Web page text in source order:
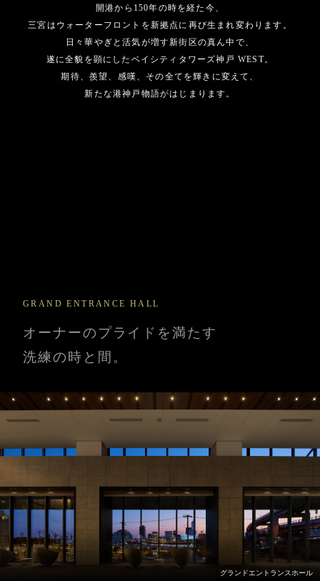
開港から 150年の時を経た今、
三宮はウォーターフロントを新拠点に 再び生まれ変わります。
日々華やぎと活気が増す新街区の真ん中で、
遂に全貌を顕にした ベイシティタワーズ神戸 WEST。
期待、羨望、感嘆、 その全てを輝きに変えて、
新たな港神戸物語がはじまります。
GRAND ENTRANCE HALL
オーナーのプライドを満たす
洗練の時と間。
グランドエントランスホール